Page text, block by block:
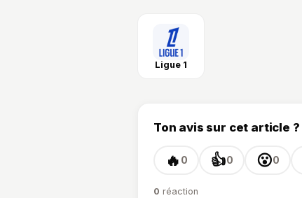
Ligue 1
Ton avis sur cet article ?
🔥 0 👍0 😮0
0 réaction